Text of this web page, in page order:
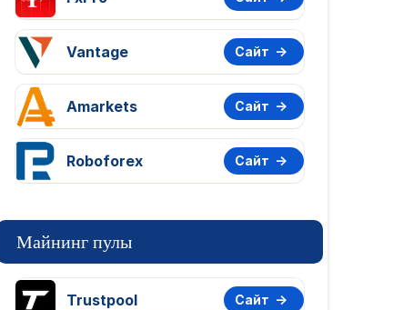
Vantage Сайт
Amarkets Сайт
Roboforex Сайт
Майнинг пулы
Trustpool Сайт